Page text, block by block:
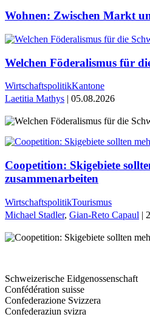
Wohnen: Zwischen Markt
Welchen Föderalismus für
WirtschaftspolitikKantone
Laetitia Mathys | 05.08.2026
Coopetition: Skigebiete
zusammenarbeiten
WirtschaftspolitikTourismus
Michael Stadler, Gian-Reto Capaul |
Schweizerische Eidgenossenschaft
Confédération suisse
Confederazione Svizzera
Confederaziun svizra